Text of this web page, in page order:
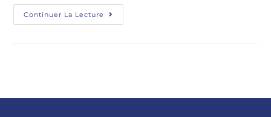
Continuer La Lecture